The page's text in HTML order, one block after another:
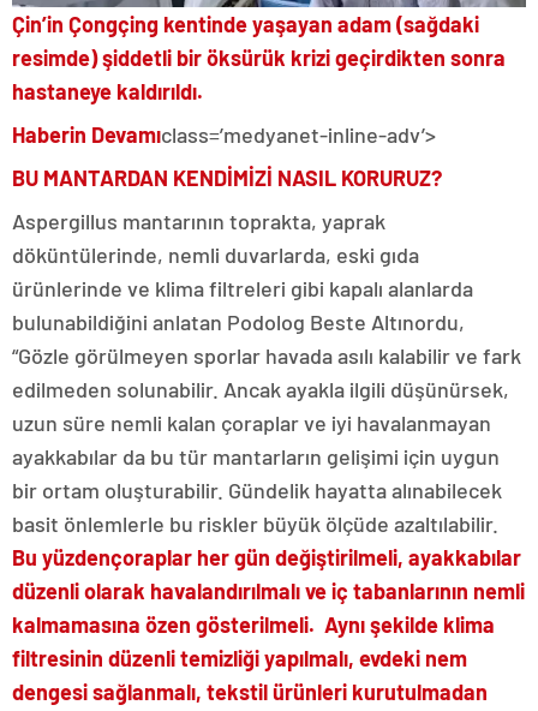
Çin’in Çongçing kentinde yaşayan adam (sağdaki
resimde) şiddetli bir öksürük krizi geçirdikten sonra
hastaneye kaldırıldı.
Haberin Devamıclass=’medyanet-inline-adv’>
BU MANTARDAN KENDİMİZİ NASIL KORURUZ?
Aspergillus mantarının toprakta, yaprak
döküntülerinde, nemli duvarlarda, eski gıda
ürünlerinde ve klima filtreleri gibi kapalı alanlarda
bulunabildiğini anlatan Podolog Beste Altınordu,
“Gözle görülmeyen sporlar havada asılı kalabilir ve fark
edilmeden solunabilir. Ancak ayakla ilgili düşünürsek,
uzun süre nemli kalan çoraplar ve iyi havalanmayan
ayakkabılar da bu tür mantarların gelişimi için uygun
bir ortam oluşturabilir. Gündelik hayatta alınabilecek
basit önlemlerle bu riskler büyük ölçüde azaltılabilir.
Bu yüzdençoraplar her gün değiştirilmeli, ayakkabılar
düzenli olarak havalandırılmalı ve iç tabanlarının nemli
kalmamasına özen gösterilmeli. Aynı şekilde klima
filtresinin düzenli temizliği yapılmalı, evdeki nem
dengesi sağlanmalı, tekstil ürünleri kurutulmadan